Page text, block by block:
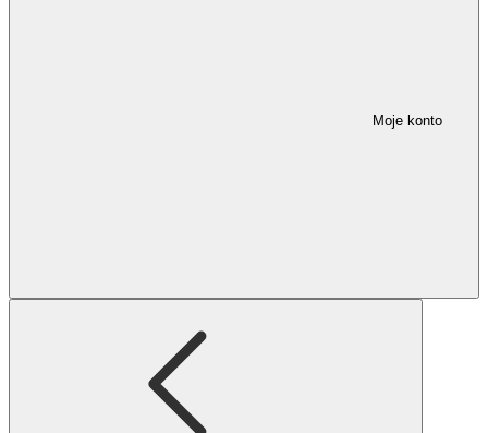
Moje konto